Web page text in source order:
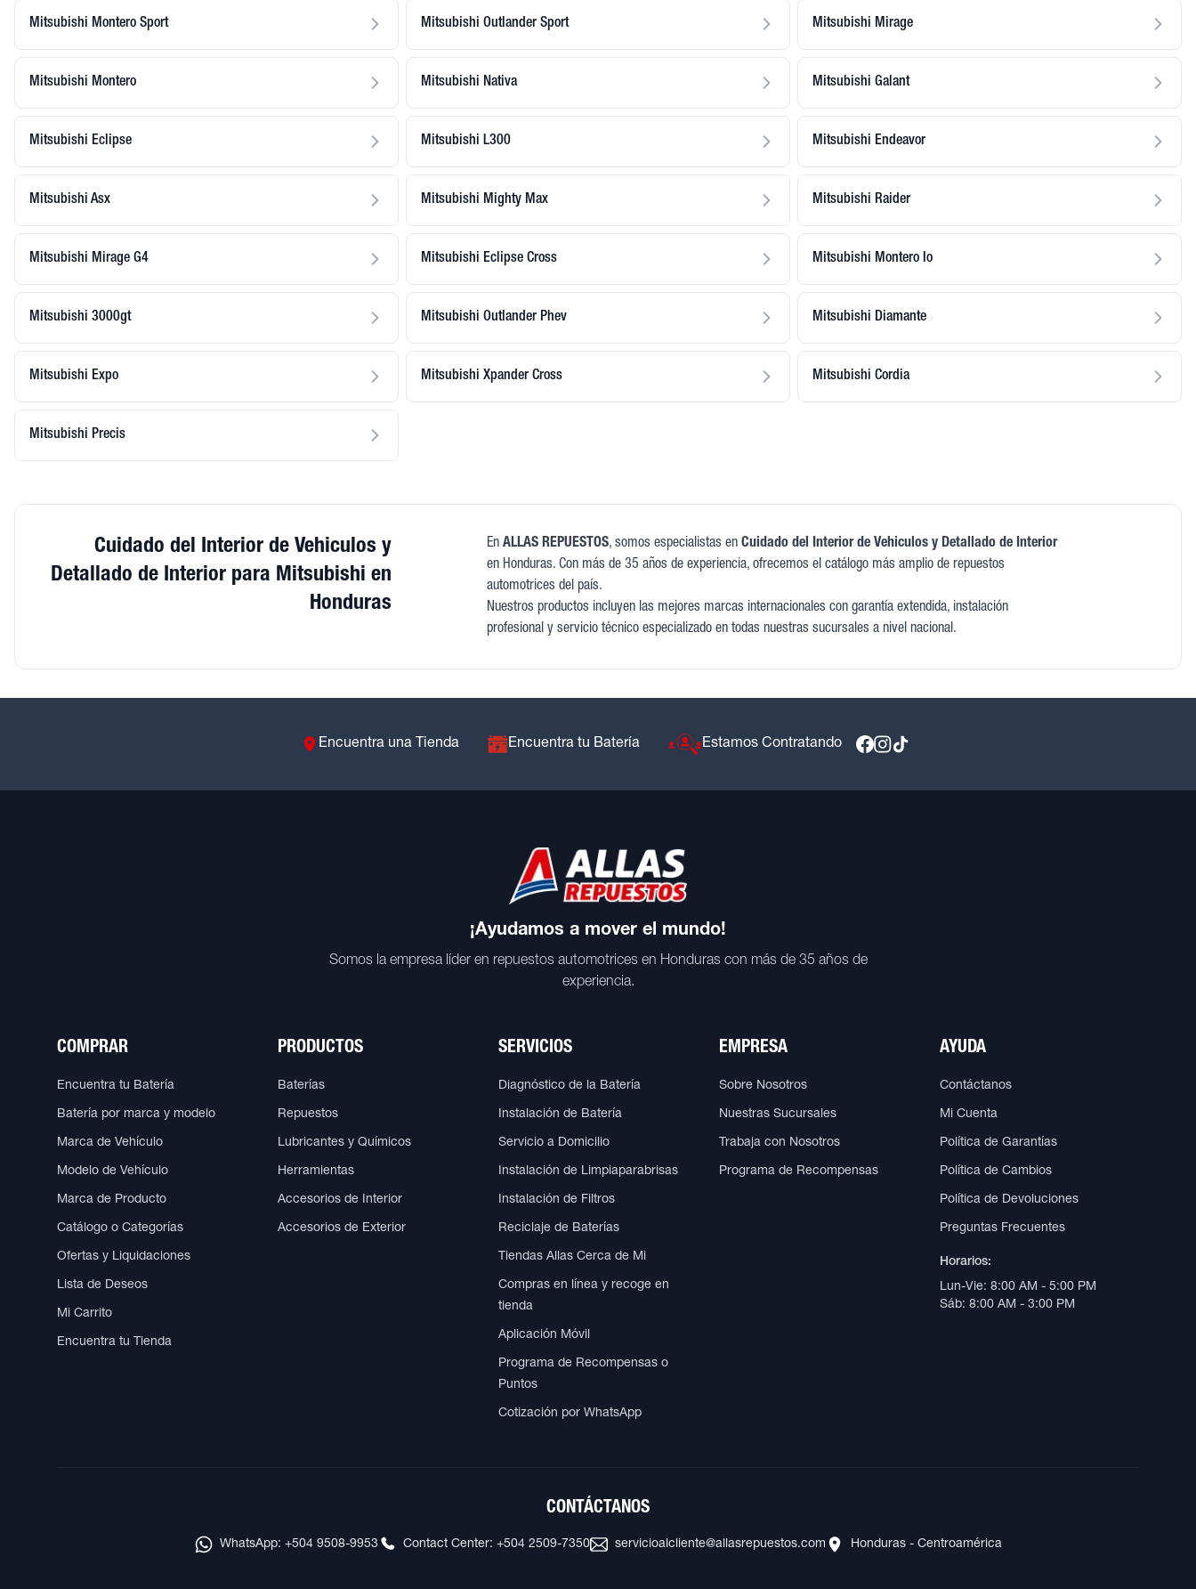
Mitsubishi Montero Sport Mitsubishi Outlander Sport Mitsubishi Mirage
Mitsubishi Montero Mitsubishi Nativa Mitsubishi Galant
Mitsubishi Eclipse Mitsubishi L300 Mitsubishi Endeavor
Mitsubishi Asx Mitsubishi Mighty Max Mitsubishi Raider
Mitsubishi Mirage G4 Mitsubishi Eclipse Cross Mitsubishi Montero Io
Mitsubishi 3000gt Mitsubishi Outlander Phev Mitsubishi Diamante
Mitsubishi Expo Mitsubishi Xpander Cross Mitsubishi Cordia
Mitsubishi Precis
Cuidado del Interior de Vehiculos y
Detallado de Interior para Mitsubishi en
Honduras
EnALLAS REPUESTOS, somos especialistas enCuidado del Interior de Vehiculos y Detallado de Interior
en Honduras. Con más de 35 años de experiencia, ofrecemos el catálogo más amplio de repuestos
automotrices del país.
Nuestros productos incluyen las mejores marcas internacionales con garantía extendida, instalación
profesional y servicio técnico especializado en todas nuestras sucursales a nivel nacional.
Encuentra una Tienda Encuentra tu Batería Estamos Contratando
¡Ayudamos a mover el mundo!
Somos la empresa líder en repuestos automotrices en Honduras con más de 35 años de
experiencia.
COMPRAR
Encuentra tu Batería
Batería por marca y modelo
Marca de Vehículo
Modelo de Vehículo
Marca de Producto
Catálogo o Categorías
Ofertas y Liquidaciones
Lista de Deseos
Mi Carrito
Encuentra tu Tienda
PRODUCTOS
Baterías
Repuestos
Lubricantes y Químicos
Herramientas
Accesorios de Interior
Accesorios de Exterior
SERVICIOS
Diagnóstico de la Batería
Instalación de Batería
Servicio a Domicilio
Instalación de Limpiaparabrisas
Instalación de Filtros
Reciclaje de Baterías
Tiendas Allas Cerca de Mi
Compras en línea y recoge en
tienda
Aplicación Móvil
Programa de Recompensas o
Puntos
Cotización por WhatsApp
EMPRESA
Sobre Nosotros
Nuestras Sucursales
Trabaja con Nosotros
Programa de Recompensas
AYUDA
Contáctanos
Mi Cuenta
Política de Garantías
Política de Cambios
Política de Devoluciones
Preguntas Frecuentes
Horarios:
Lun-Vie: 8:00 AM - 5:00 PM
Sáb: 8:00 AM - 3:00 PM
CONTÁCTANOS
WhatsApp: +504 9508-9953 Contact Center: +504 2509-7350 servicioalcliente@allasrepuestos.com Honduras - Centroamérica